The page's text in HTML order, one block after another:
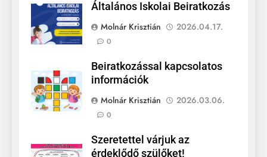
Általános Iskolai Beiratkozás
Molnár Krisztián
2026.04.17.
0
Beiratkozással kapcsolatos
információk
Molnár Krisztián
2026.03.06.
0
Szeretettel várjuk az
érdeklődő szülőket!